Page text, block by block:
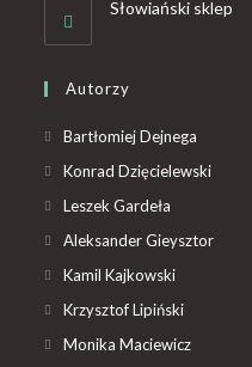
Słowiański sklep
Autorzy
Bartłomiej Dejnega
Konrad Dzięcielewski
Leszek Gardeła
Aleksander Gieysztor
Kamil Kajkowski
Krzysztof Lipiński
Monika Maciewicz